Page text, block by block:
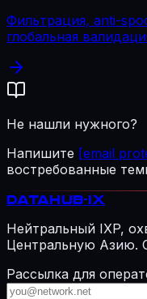
Фильтрация, anti-
глобальная
Не нашли нужного?
Напишите [email
востребованные
DATAHUB-IX
Нейтральный IXP,
Центральную Азию.
Рассылка для